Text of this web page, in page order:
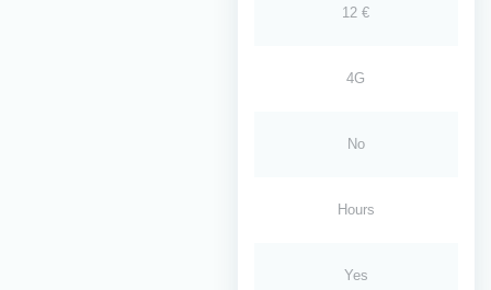
12 €
4G
No
Hours
Yes